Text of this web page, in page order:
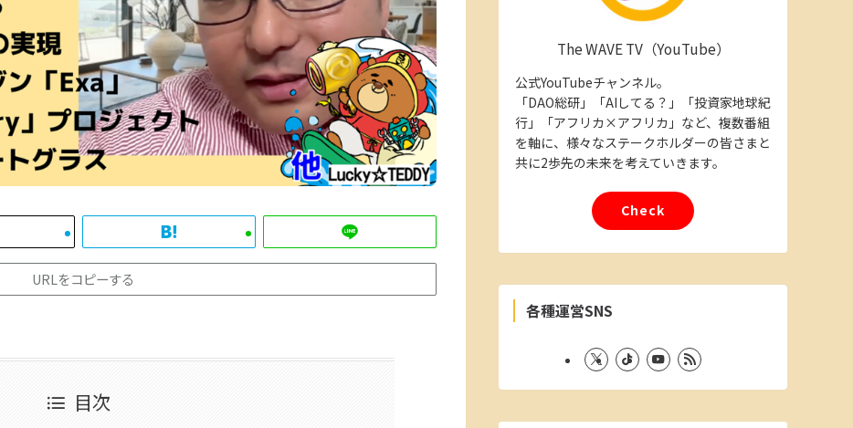
URLをコピーする
目次
The WAVE TV（YouTube）
公式YouTubeチャンネル。
「DAO総研」「AIしてる？」「投資家地球紀
行」「アフリカ×アフリカ」など、複数番組
を軸に、様々なステークホルダーの皆さまと
共に2歩先の未来を考えていきます。
Check
各種運営SNS